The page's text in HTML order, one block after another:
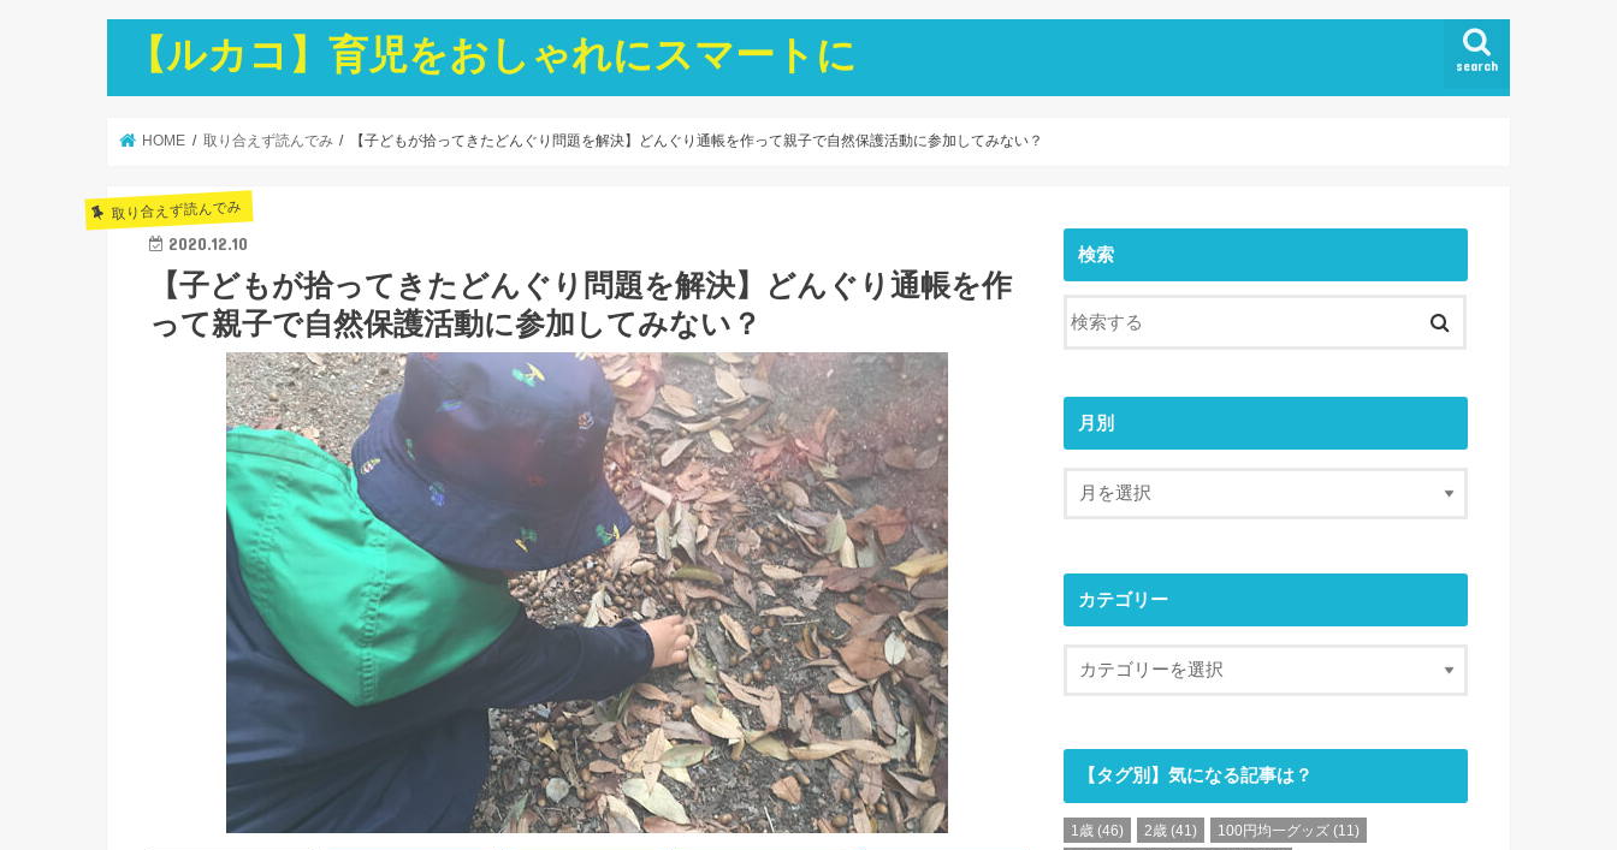
【ルカコ】育児をおしゃれにスマートに search
HOME 取り合えず読んでみ 【子どもが拾ってきたどんぐり問題を解決】どんぐり通帳を作って親子で自然保護活動に参加してみない？
取り合えず読んでみ
2020.12.10
【子どもが拾ってきたどんぐり問題を解決】どんぐり通帳を作
って親子で自然保護活動に参加してみない？
検索
月別
カテゴリー
【タグ別】気になる記事は？
1歳 (46) 2歳 (41) 100円均一グッズ (11)